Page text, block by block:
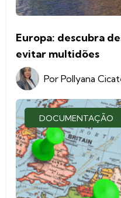
Europa: descubra
evitar multidões
Por Pollyana
DOCUMENTAÇÃO